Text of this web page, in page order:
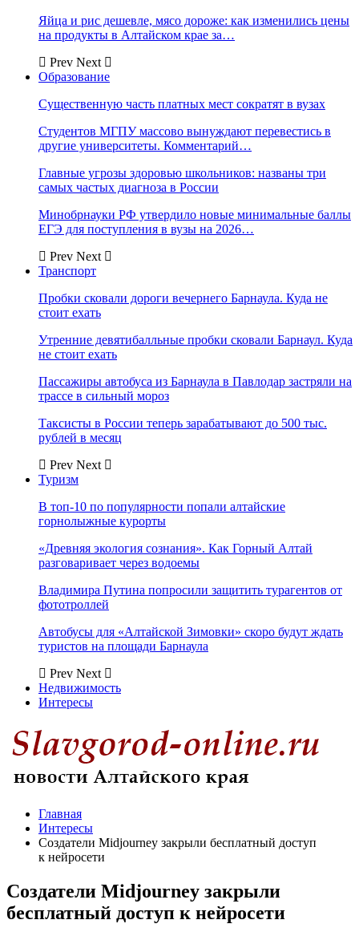
Яйца и рис дешевле, мясо дороже: как изменились цены
на продукты в Алтайском крае за…
Prev Next
Образование
Существенную часть платных мест сократят в вузах
Студентов МГПУ массово вынуждают перевестись в
другие университеты. Комментарий…
Главные угрозы здоровью школьников: названы три
самых частых диагноза в России
Минобрнауки РФ утвердило новые минимальные баллы
ЕГЭ для поступления в вузы на 2026…
Prev Next
Транспорт
Пробки сковали дороги вечернего Барнаула. Куда не
стоит ехать
Утренние девятибалльные пробки сковали Барнаул. Куда
не стоит ехать
Пассажиры автобуса из Барнаула в Павлодар застряли на
трассе в сильный мороз
Таксисты в России теперь зарабатывают до 500 тыс.
рублей в месяц
Prev Next
Туризм
В топ-10 по популярности попали алтайские
горнолыжные курорты
«Древняя экология сознания». Как Горный Алтай
разговаривает через водоемы
Владимира Путина попросили защитить турагентов от
фототроллей
Автобусы для «Алтайской Зимовки» скоро будут ждать
туристов на площади Барнаула
Prev Next
Недвижимость
Интересы
Главная
Интересы
Создатели Midjourney закрыли бесплатный доступ
к нейросети
Создатели Midjourney закрыли
бесплатный доступ к нейросети